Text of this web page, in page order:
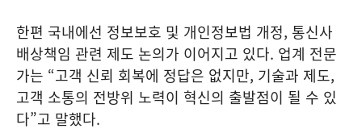
한편 국내에선 정보보호 및 개인정보법 개정, 통신사
배상책임 관련 제도 논의가 이어지고 있다. 업계 전문
가는 “고객 신뢰 회복에 정답은 없지만, 기술과 제도,
고객 소통의 전방위 노력이 혁신의 출발점이 될 수 있
다”고 말했다.